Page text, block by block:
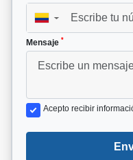
▼
Mensaje *
Acepto recibir